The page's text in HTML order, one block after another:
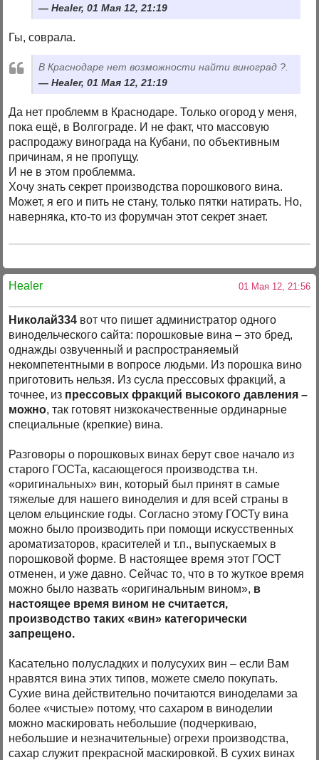
Healer, 01 Мая 12, 21:19
Гы, соврала.
В Краснодаре нет возможности найти виноград ?.
Healer, 01 Мая 12, 21:19
Да нет проблемм в Краснодаре. Только огород у меня,
пока ещё, в Волгограде. И не факт, что массовую
распродажу винограда на Кубани, по объективным
причинам, я не пропущу.
И не в этом проблемма.
Хочу знать секрет производства порошкового вина.
Может, я его и пить не стану, только пятки натирать. Но,
наверняка, кто-то из форумчан этот секрет знает.
Healer 01 Мая 12, 21:56
Николай334 вот что пишет администратор одного
винодельческого сайта: порошковые вина – это бред,
однажды озвученный и распространяемый
некомпетентными в вопросе людьми. Из порошка вино
приготовить нельзя. Из сусла прессовых фракций, а
точнее, из прессовых фракций высокого давления –
можно, так готовят низкокачественные ординарные
специальные (крепкие) вина.
Разговоры о порошковых винах берут свое начало из
старого ГОСТа, касающегося производства т.н.
«оригинальных» вин, который был принят в самые
тяжелые для нашего виноделия и для всей страны в
целом ельцинские годы. Согласно этому ГОСТу вина
можно было производить при помощи искусственных
ароматизаторов, красителей и т.п., выпускаемых в
порошковой форме. В настоящее время этот ГОСТ
отменен, и уже давно. Сейчас то, что в то жуткое время
можно было назвать «оригинальным вином», в
настоящее время вином не считается,
производство таких «вин» категорически
запрещено.
Касательно полусладких и полусухих вин – если Вам
нравятся вина этих типов, можете смело покупать.
Сухие вина действительно почитаются виноделами за
более «чистые» потому, что сахаром в виноделии
можно маскировать небольшие (подчеркиваю,
небольшие и незначительные) огрехи производства,
сахар служит прекрасной маскировкой. В сухих винах